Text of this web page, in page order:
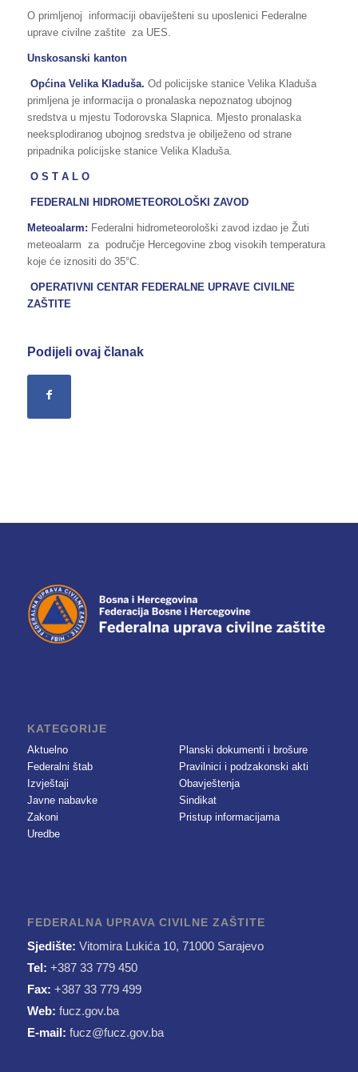
O primljenoj informaciji obaviješteni su uposlenici Federalne
uprave civilne zaštite za UES.
Unskosanski kanton
Općina Velika Kladuša. Od policijske stanice Velika Kladuša
primljena je informacija o pronalaska nepoznatog ubojnog
sredstva u mjestu Todorovska Slapnica. Mjesto pronalaska
neeksplodiranog ubojnog sredstva je obilježeno od strane
pripadnika policijske stanice Velika Kladuša.
O S T A L O
FEDERALNI HIDROMETEOROLOŠKI ZAVOD
Meteoalarm: Federalni hidrometeorološki zavod izdao je Žuti
meteoalarm za područje Hercegovine zbog visokih temperatura
koje će iznositi do 35°C.
OPERATIVNI CENTAR FEDERALNE UPRAVE CIVILNE
ZAŠTITE
Podijeli ovaj članak
KATEGORIJE
Aktuelno
Federalni štab
Izvještaji
Javne nabavke
Zakoni
Uredbe
Planski dokumenti i brošure
Pravilnici i podzakonski akti
Obavještenja
Sindikat
Pristup informacijama
FEDERALNA UPRAVA CIVILNE ZAŠTITE
Sjedište: Vitomira Lukića 10, 71000 Sarajevo
Tel: +387 33 779 450
Fax: +387 33 779 499
Web: fucz.gov.ba
E-mail: fucz@fucz.gov.ba